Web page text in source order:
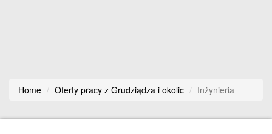
Home Oferty pracy z Grudziądza i okolic Inżynieria